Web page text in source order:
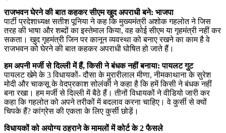
राजभवन घेरने की बात कहकर सीएम खुद अपराधी बने: भाजपा
पार्टी प्रदेशाध्यक्ष सतीश पूनिया ने कह कि मुख्यमंत्री अशोक गहलोत ने जिस
तरह की भाषा और शब्दों का इस्तेमाल किया, वह कोई सीएम या गृहमंत्री नहीं कर
सकता। खुद गृहमंत्री जिन पर कानून व्यवस्था को बनाए रखने का काम है वे
राजभवन को घेरने की बात कहकर अपराधी घोषित हो जाते हैं।
हम अपनी मर्जी से दिल्ली में हैं, किसी ने बंधक नहीं बनाया: पायलट गुट
पायलट खेमे के 3 विधायकों- दौसा के मुरारीलाल मीणा, नीमकाथाना के सुरेश
मोदी और चाकसू के वेदप्रकाश सोलंकी ने कहा है कि हमें किसी ने बंधक नहीं
बना रखा। हम मर्जी से दिल्ली में बैठे हैं। तीनों विधायकों ने वीडियो जारी कर
कहा कि गहलोत को अपने तरीकों में बदलाव करना चाहिए। वे कुर्सी से क्यों
चिपके हैं? कांग्रेस की एकता के लिए कुर्सी छोड़ें।
विधायकों को अयोग्य ठहराने के मामलों में कोर्ट के 2 फैसले